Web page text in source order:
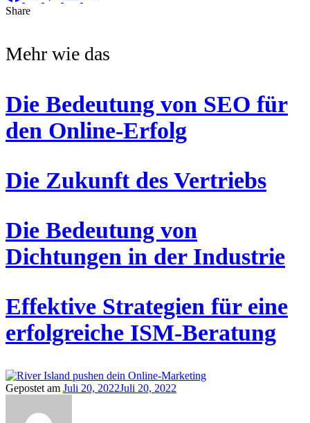
Share
Mehr wie das
Die Bedeutung von SEO für
den Online-Erfolg
Die Zukunft des Vertriebs
Die Bedeutung von
Dichtungen in der Industrie
Effektive Strategien für eine
erfolgreiche ISM-Beratung
Gepostet am Juli 20, 2022Juli 20, 2022